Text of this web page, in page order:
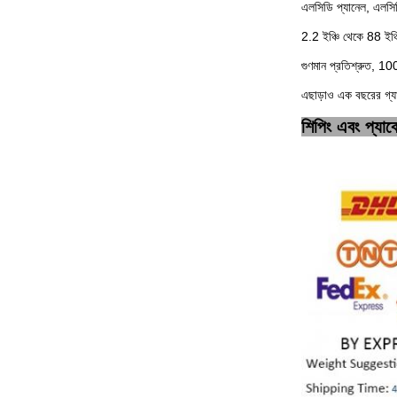
এলসিডি প্যানেল,
2.2 ইঞ্চি থেকে 88
গুণমান প্রতিশ্রুত,
এছাড়াও এক বছরের
শিপিং এবং